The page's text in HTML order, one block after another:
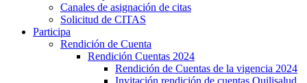
Canales de asignación de citas
Solicitud de CITAS
Participa
Rendición de Cuenta
Rendición Cuentas 2024
Rendición de Cuentas de la vigencia 2024
Invitación rendición de cuentas Quilisalud